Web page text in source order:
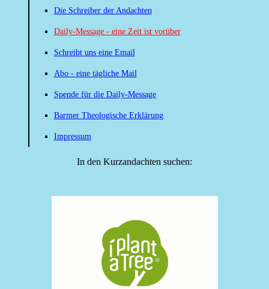
Die Schreiber der Andachten
Daily-Message - eine Zeit ist vorüber
Schreibt uns eine Email
Abo - eine tägliche Mail
Spende für die Daily-Message
Barmer Theologische Erklärung
Impressum
In den Kurzandachten suchen: